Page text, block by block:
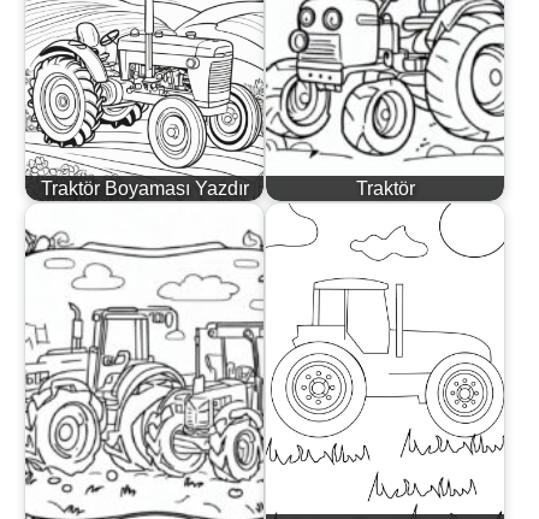
Traktör Boyaması Yazdır Traktör